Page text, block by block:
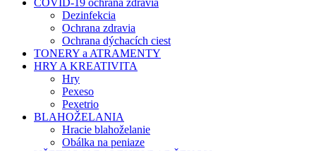
COVID-19 ochrana zdravia
Dezinfekcia
Ochrana zdravia
Ochrana dýchacích ciest
TONERY a ATRAMENTY
HRY A KREATIVITA
Hry
Pexeso
Pexetrio
BLAHOŽELANIA
Hracie blahoželanie
Obálka na peniaze